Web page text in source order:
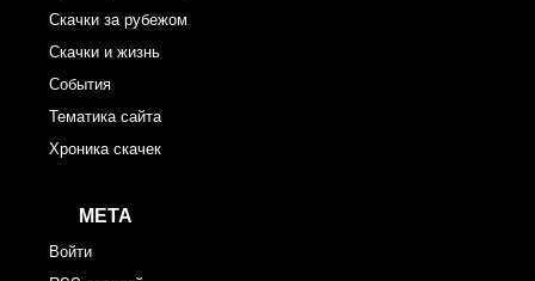
Скачки за рубежом
Скачки и жизнь
События
Тематика сайта
Хроника скачек
МЕТА
Войти